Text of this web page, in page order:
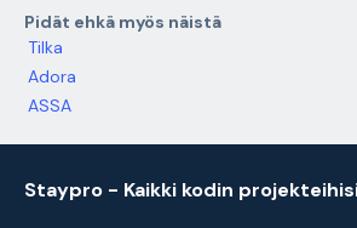
Pidät ehkä myös näistä
Tilka
Adora
ASSA
Staypro - Kaikki kodin